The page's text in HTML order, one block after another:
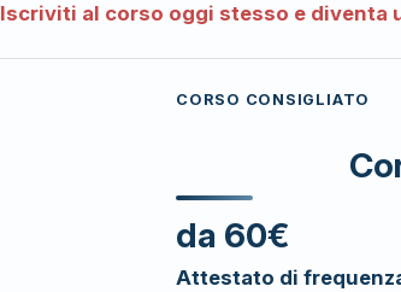
Iscriviti al corso oggi stesso e diventa
CORSO CONSIGLIATO
da 60€
Attestato di frequenza